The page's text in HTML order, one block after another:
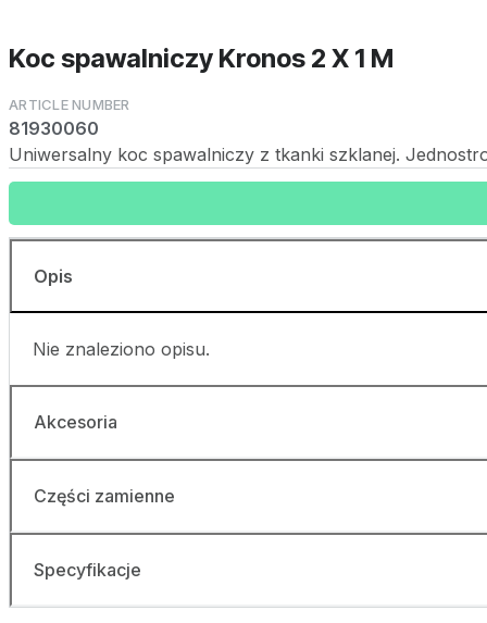
Koc spawalniczy Kronos 2 X 1 M
81930060
Uniwersalny koc spawalniczy z tkanki szklanej.
Opis
Nie znaleziono opisu.
Akcesoria
Części zamienne
Specyfikacje